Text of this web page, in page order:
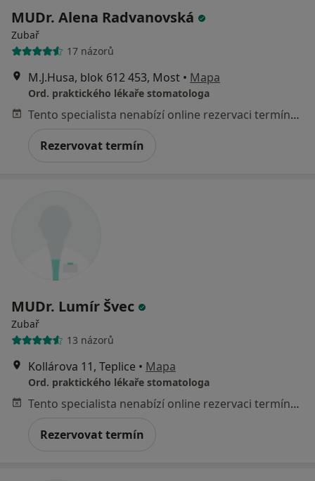
MUDr. Alena Radvanovská
Zubař
17 názorů
M.J.Husa, blok 612 453, Most • Mapa
Ord. praktického lékaře stomatologa
Tento specialista nenabízí online rezervaci termínu na této adrese.
Rezervovat termín
MUDr. Lumír Švec
Zubař
13 názorů
Kollárova 11, Teplice • Mapa
Ord. praktického lékaře stomatologa
Tento specialista nenabízí online rezervaci termínu na této adrese.
Rezervovat termín